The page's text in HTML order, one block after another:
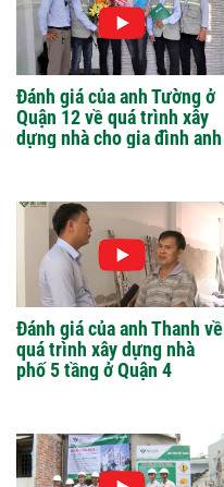
Đánh giá của anh Tường ở
Quận 12 về quá trình xây
dựng nhà cho gia đình anh
Đánh giá của anh Thanh về
quá trình xây dựng nhà
phố 5 tầng ở Quận 4